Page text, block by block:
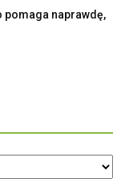
pomaga naprawdę,